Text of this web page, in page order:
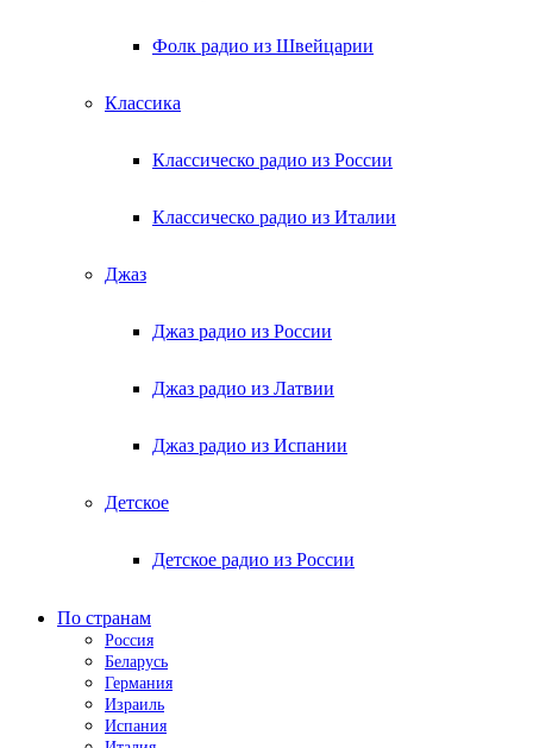
Фолк радио из Швейцарии
Классика
Классическо радио из России
Классическо радио из Италии
Джаз
Джаз радио из России
Джаз радио из Латвии
Джаз радио из Испании
Детское
Детское радио из России
По странам
Россия
Беларусь
Германия
Израиль
Испания